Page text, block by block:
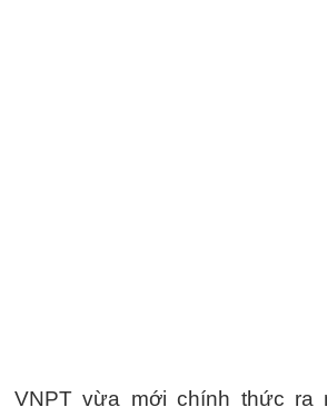
VNPT vừa mới chính thức ra